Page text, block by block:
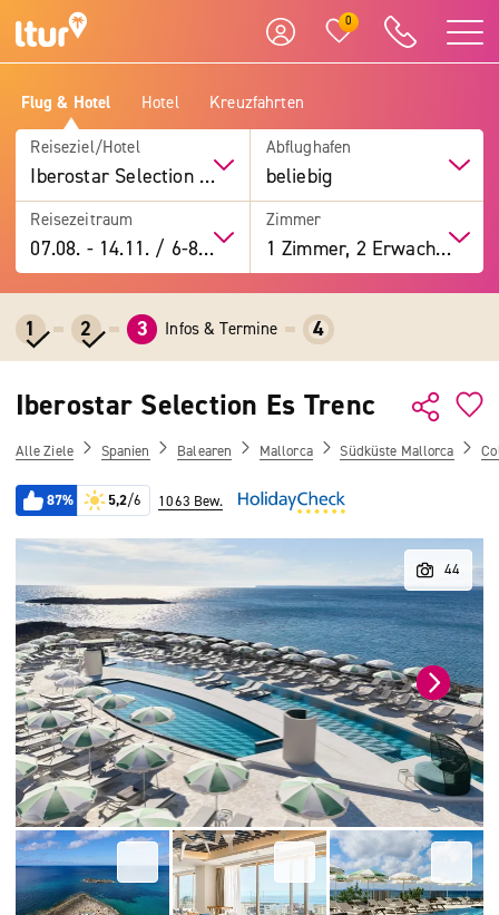
0
Flug & Hotel Hotel Kreuzfahrten
Reiseziel/Hotel
Iberostar Selection Es Trenc
Abflughafen
beliebig
Reisezeitraum
07.08. -14.11. / 6-8 Tage
Zimmer
1 Zimmer, 2 Erwachsene
1 2 3 Infos & Termine 4
Iberostar Selection Es Trenc
Alle Ziele Spanien Balearen Mallorca Südküste Mallorca
87% 5,2/6 1063 Bew.